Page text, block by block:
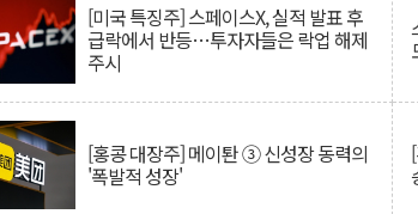
[미국 특징주] 스페이스X, 실적 발표 후
급락에서 반등…투자자들은 락업 해제
주시
[홍콩 대장주] 메이퇀 ③ 신성장 동력의
'폭발적 성장'